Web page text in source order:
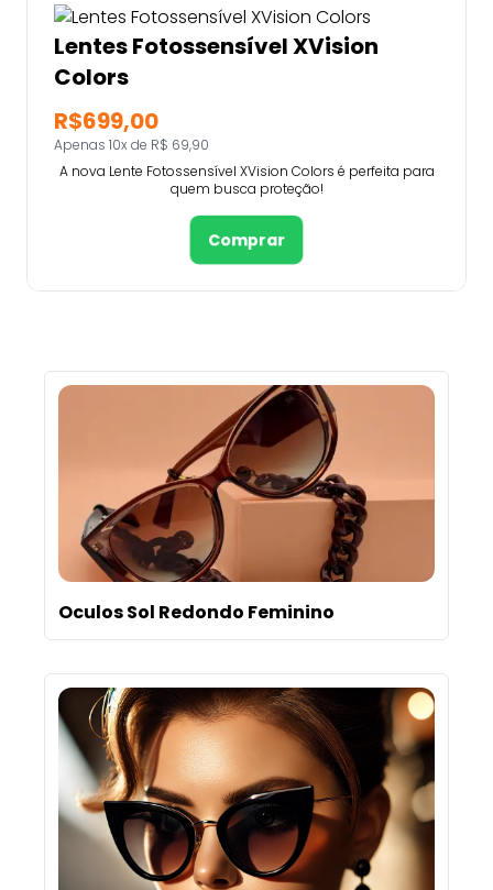
Lentes Fotossensível XVision
Colors
R$699,00
Apenas 10x de R$ 69,90
A nova Lente Fotossensível XVision Colors é perfeita para
quem busca proteção!
Comprar
Oculos Sol Redondo Feminino